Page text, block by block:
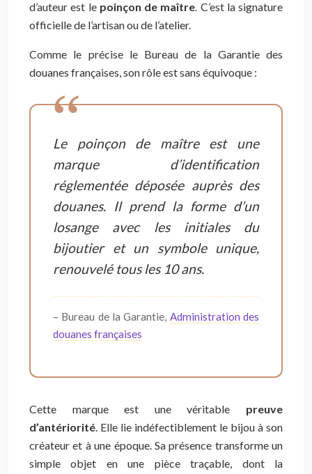
d’auteur est le poinçon de maître. C’est la signature
officielle de l’artisan ou de l’atelier.
Comme le précise le Bureau de la Garantie des
douanes françaises, son rôle est sans équivoque :
Le poinçon de maître est une
marque d’identification
réglementée déposée auprès des
douanes. Il prend la forme d’un
losange avec les initiales du
bijoutier et un symbole unique,
renouvelé tous les 10 ans.
– Bureau de la Garantie, Administration des
douanes françaises
Cette marque est une véritable preuve
d’antériorité. Elle lie indéfectiblement le bijou à son
créateur et à une époque. Sa présence transforme un
simple objet en une pièce traçable, dont la